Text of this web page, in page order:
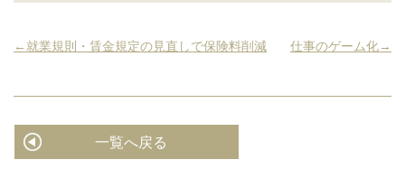
←就業規則・賃金規定の見直しで保険料削減 仕事のゲーム化→
一覧へ戻る